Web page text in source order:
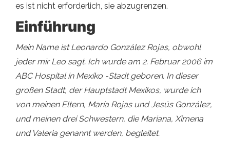
es ist nicht erforderlich, sie abzugrenzen.
Einführung
Mein Name ist Leonardo González Rojas, obwohl
jeder mir Leo sagt. Ich wurde am 2. Februar 2006 im
ABC Hospital in Mexiko -Stadt geboren. In dieser
großen Stadt, der Hauptstadt Mexikos, wurde ich
von meinen Eltern, María Rojas und Jesús González,
und meinen drei Schwestern, die Mariana, Ximena
und Valeria genannt werden, begleitet.